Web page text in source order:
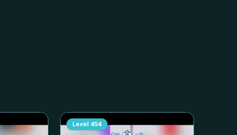
Level 454